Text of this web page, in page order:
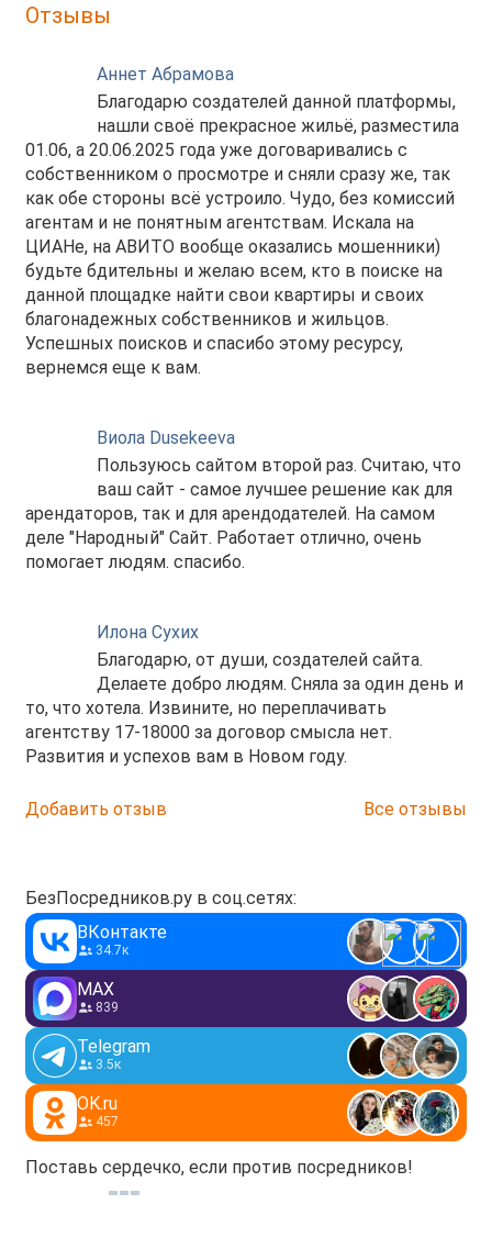
Отзывы
Аннет Абрамова
Благодарю создателей данной платформы,
нашли своё прекрасное жильё, разместила
01.06, а 20.06.2025 года уже договаривались с
собственником о просмотре и сняли сразу же, так
как обе стороны всё устроило. Чудо, без комиссий
агентам и не понятным агентствам. Искала на
ЦИАНе, на АВИТО вообще оказались мошенники)
будьте бдительны и желаю всем, кто в поиске на
данной площадке найти свои квартиры и своих
благонадежных собственников и жильцов.
Успешных поисков и спасибо этому ресурсу,
вернемся еще к вам.
Виола Dusekeeva
Пользуюсь сайтом второй раз. Считаю, что
ваш сайт - самое лучшее решение как для
арендаторов, так и для арендодателей. На самом
деле "Народный" Сайт. Работает отлично, очень
помогает людям. спасибо.
Илона Сухих
Благодарю, от души, создателей сайта.
Делаете добро людям. Сняла за один день и
то, что хотела. Извините, но переплачивать
агентству 17-18000 за договор смысла нет.
Развития и успехов вам в Новом году.
Добавить отзыв Все отзывы
БезПосредников.ру в соц.сетях:
ВКонтакте
34.7к
MAX
839
Telegram
3.5к
OK.ru
457
Поставь сердечко, если против посредников!